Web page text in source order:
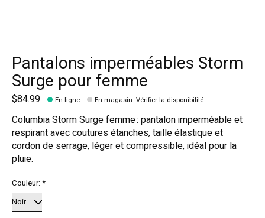
Pantalons imperméables Storm
Surge pour femme
$84.99 En ligne En magasin:Vérifier la disponibilité
Columbia Storm Surge femme : pantalon imperméable et
respirant avec coutures étanches, taille élastique et
cordon de serrage, léger et compressible, idéal pour la
pluie.
Couleur:*